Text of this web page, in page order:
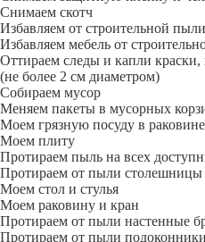
Снимаем скотч
Избавляем от строительной
Избавляем мебель от
Оттираем следы и капли краски,
(не более 2 см диаметром)
Собираем мусор
Меняем пакеты в мусорных
Моем грязную посуду в раковине
Моем плиту
Протираем пыль на всех
Протираем от пыли столешницы
Моем стол и стулья
Моем раковину и кран
Протираем от пыли настенные
Протираем от пыли подоконники